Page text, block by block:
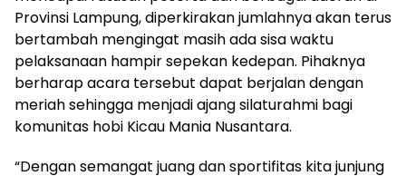
Provinsi Lampung, diperkirakan jumlahnya akan terus
bertambah mengingat masih ada sisa waktu
pelaksanaan hampir sepekan kedepan. Pihaknya
berharap acara tersebut dapat berjalan dengan
meriah sehingga menjadi ajang silaturahmi bagi
komunitas hobi Kicau Mania Nusantara.
“Dengan semangat juang dan sportifitas kita junjung